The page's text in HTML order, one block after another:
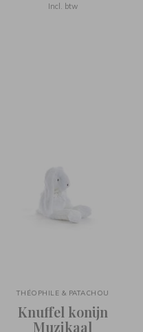
Incl. btw
THÉOPHILE & PATACHOU
Knuffel konijn
Muzikaal